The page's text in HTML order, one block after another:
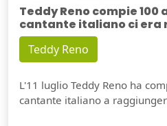
Teddy Reno compie 100
cantante italiano ci era
Teddy Reno
L'11 luglio Teddy Reno ha
cantante italiano a